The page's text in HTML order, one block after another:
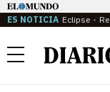
ES NOTICIA Eclipse
Menú